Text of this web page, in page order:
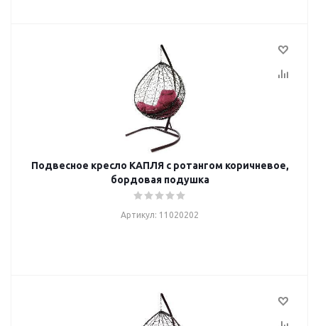
Подвесное кресло КАПЛЯ с ротангом коричневое,
бордовая подушка
Артикул: 11020202